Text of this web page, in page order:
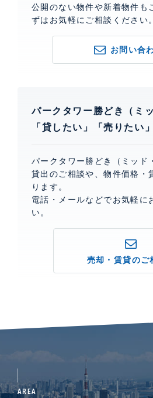
公開のない物件や新着物件も
ずはお気軽にご相談ください。
お問い合
パークタワー勝どき（ミ
「貸したい」「売りたい
パークタワー勝どき（ミッド
貸出のご相談や、物件価格・
ります。
電話・メールなどでお気軽に
い。
売却・賃貸のご
AREA